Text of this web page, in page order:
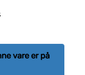
vare er på